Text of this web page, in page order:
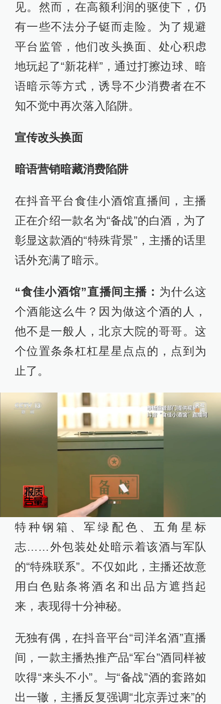
见。然而，在高额利润的驱使下，仍
有一些不法分子铤而走险。为了规避
平台监管，他们改头换面、处心积虑
地玩起了“新花样”，通过打擦边球、暗
语暗示等方式，诱导不少消费者在不
知不觉中再次落入陷阱。
宣传改头换面
暗语营销暗藏消费陷阱
在抖音平台食佳小酒馆直播间，主播
正在介绍一款名为“备战”的白酒，为了
彰显这款酒的“特殊背景”，主播的话里
话外充满了暗示。
“食佳小酒馆”直播间主播： 为什么这
个酒能这么牛？因为做这个酒的人，
他不是一般人，北京大院的哥哥。这
个位置条条杠杠星星点点的，点到为
止了。
特种钢箱、军绿配色、五角星标
志……外包装处处暗示着该酒与军队
的“特殊联系”。不仅如此，主播还故意
用白色贴条将酒名和出品方遮挡起
来，表现得十分神秘。
无独有偶，在抖音平台“司洋名酒”直播
间，一款主播热推产品“军台”酒同样被
吹得“来头不小”。与“备战”酒的套路如
出一辙，主播反复强调“北京弄过来”的